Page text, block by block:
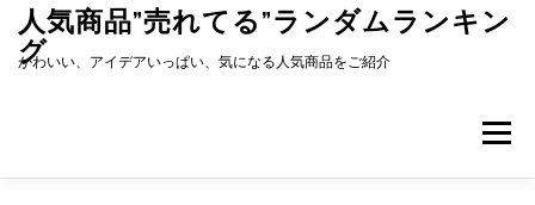
キ
人気商品”売れてる”ランダムランキン
グ
かわいい、アイデアいっぱい、気になる人気商品をご紹介
メニュー